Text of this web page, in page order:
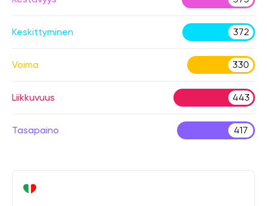
Keskittyminen 372
Voima 330
Liikkuvuus 443
Tasapaino 417